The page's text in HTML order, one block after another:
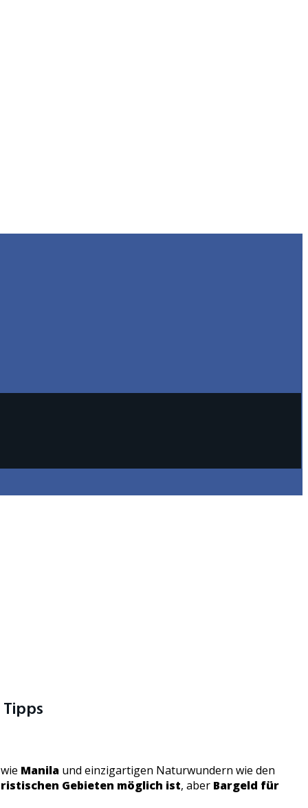
Manila und einzigartigen Naturwundern wie den
Gebieten möglich ist, aber Bargeld für